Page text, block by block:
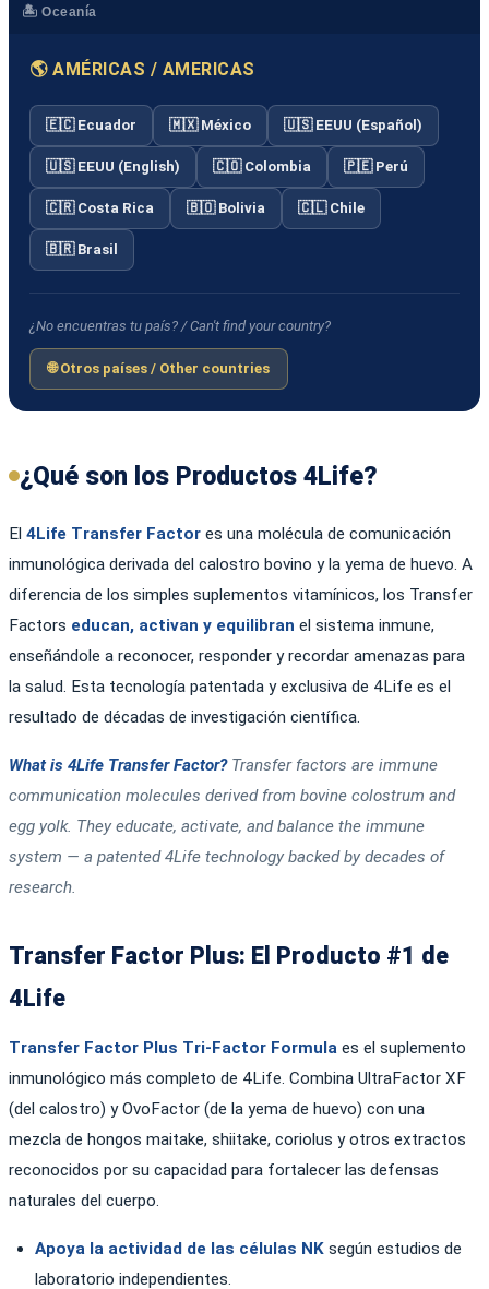
🏝️ Oceanía
🌎 AMÉRICAS / AMERICAS
🇪🇨 Ecuador 🇲🇽 México 🇺🇸 EEUU (Español)
🇺🇸 EEUU (English) 🇨🇴 Colombia 🇵🇪 Perú
🇨🇷 Costa Rica 🇧🇴 Bolivia 🇨🇱 Chile
🇧🇷 Brasil
¿No encuentras tu país? / Can't find your country?
🌐 Otros países / Other countries
¿Qué son los Productos 4Life?
El 4Life Transfer Factor es una molécula de comunicación
inmunológica derivada del calostro bovino y la yema de huevo. A
diferencia de los simples suplementos vitamínicos, los Transfer
Factors educan, activan y equilibran el sistema inmune,
enseñándole a reconocer, responder y recordar amenazas para
la salud. Esta tecnología patentada y exclusiva de 4Life es el
resultado de décadas de investigación científica.
What is 4Life Transfer Factor?Transfer factors are immune
communication molecules derived from bovine colostrum and
egg yolk. They educate, activate, and balance the immune
system — a patented 4Life technology backed by decades of
research.
Transfer Factor Plus: El Producto #1 de
4Life
Transfer Factor Plus Tri-Factor Formula es el suplemento
inmunológico más completo de 4Life. Combina UltraFactor XF
(del calostro) y OvoFactor (de la yema de huevo) con una
mezcla de hongos maitake, shiitake, coriolus y otros extractos
reconocidos por su capacidad para fortalecer las defensas
naturales del cuerpo.
Apoya la actividad de las células NK según estudios de
laboratorio independientes.